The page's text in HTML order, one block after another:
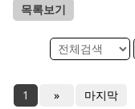
목록보기
1 » 마지막